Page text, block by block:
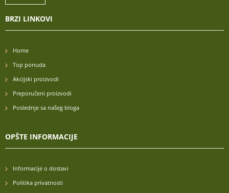
BRZI LINKOVI
Home
Top ponuda
Akcijski proizvodi
Preporučeni proizvodi
Poslednje sa našeg bloga
OPŠTE INFORMACIJE
Informacije o dostavi
Politika privatnosti